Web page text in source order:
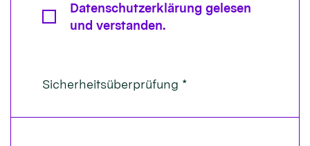
Datenschutzerklärung gelesen
und verstanden.
Sicherheitsüberprüfung *